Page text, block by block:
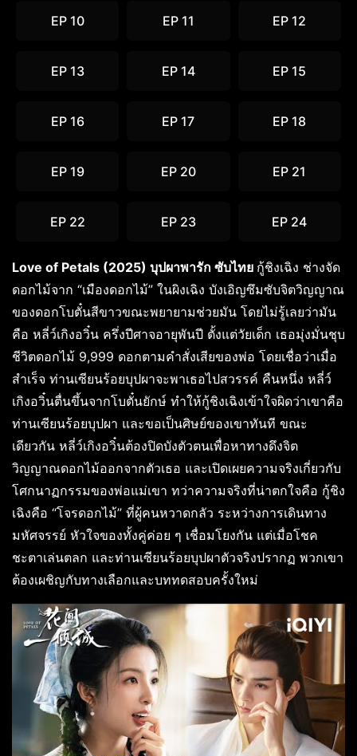
EP 10 EP 11 EP 12
EP 13 EP 14 EP 15
EP 16 EP 17 EP 18
EP 19 EP 20 EP 21
EP 22 EP 23 EP 24
Love of Petals (2025) บุปผาพารัก ซับไทย กู้ชิงเฉิง ช่างจัด
ดอกไม้จาก “เมืองดอกไม้” ในผิงเฉิง บังเอิญซึมซับจิตวิญญาณ
ของดอกโบตั๋นสีขาวขณะพยายามช่วยมัน โดยไม่รู้เลยว่ามัน
คือ หลี่ว์เกิงอวิ๋น ครึ่งปีศาจอายุพันปี ตั้งแต่วัยเด็ก เธอมุ่งมั่นชุบ
ชีวิตดอกไม้ 9,999 ดอกตามคำสั่งเสียของพ่อ โดยเชื่อว่าเมื่อ
สำเร็จ ท่านเซียนร้อยบุปผาจะพาเธอไปสวรรค์ คืนหนึ่ง หลี่ว์
เกิงอวิ๋นตื่นขึ้นจากโบตั๋นยักษ์ ทำให้กู้ชิงเฉิงเข้าใจผิดว่าเขาคือ
ท่านเซียนร้อยบุปผา และขอเป็นศิษย์ของเขาทันที ขณะ
เดียวกัน หลี่ว์เกิงอวิ๋นต้องปิดบังตัวตนเพื่อหาทางดึงจิต
วิญญาณดอกไม้ออกจากตัวเธอ และเปิดเผยความจริงเกี่ยวกับ
โศกนาฏกรรมของพ่อแม่เขา ทว่าความจริงที่น่าตกใจคือ กู้ชิง
เฉิงคือ “โจรดอกไม้” ที่ผู้คนหวาดกลัว ระหว่างการเดินทาง
มหัศจรรย์ หัวใจของทั้งคู่ค่อย ๆ เชื่อมโยงกัน แต่เมื่อโชค
ชะตาเล่นตลก และท่านเซียนร้อยบุปผาตัวจริงปรากฏ พวกเขา
ต้องเผชิญกับทางเลือกและบททดสอบครั้งใหม่